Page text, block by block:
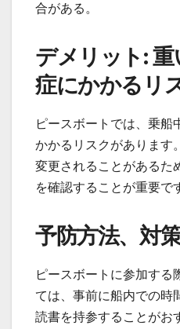
合がある。
デメリット:
症にかかるリ
ピースボートでは、乗船
かかるリスクがあります
変更されることがあるた
を確認することが重要で
予防方法、対
ピースボートに参加する
ては、事前に船内での時
読書を持参することがお